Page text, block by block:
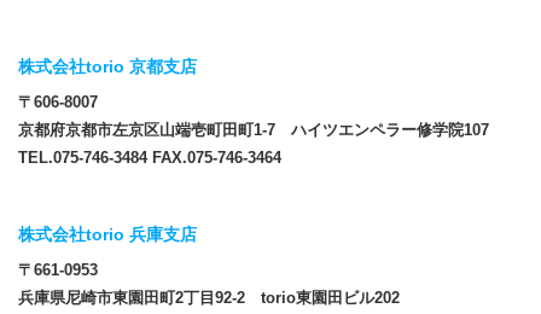
株式会社torio 京都支店
〒606-8007
京都府京都市左京区山端壱町田町1-7 ハイツエンペラー修学院107
TEL.075-746-3484 FAX.075-746-3464
株式会社torio 兵庫支店
〒661-0953
兵庫県尼崎市東園田町2丁目92-2 torio東園田ビル202